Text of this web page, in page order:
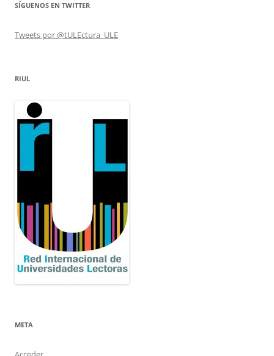
SÍGUENOS EN TWITTER
Tweets por @tULEctura_ULE
RIUL
META